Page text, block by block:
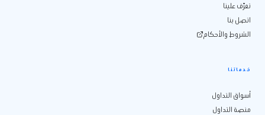
تعرّف علينا
اتصل بنا
الشروط والأحكام
خدماتنا
أسواق التداول
منصة التداول